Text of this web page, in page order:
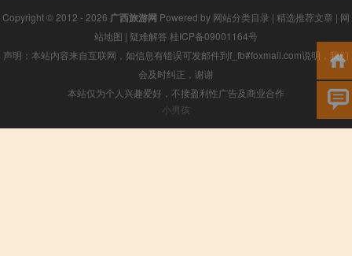
Copyright © 2012 - 2026 广西旅游网 Powered by 网站分类目录 | 精选推荐文章 | 网
站地图 | 疑难解答 桂ICP备09001164号
声明：本站内容来自互联网，如信息有错误可发邮件到f_fb#foxmail.com说明，我们
会及时纠正，谢谢
本站仅为个人兴趣爱好，不接盈利性广告及商业合作
小男孩